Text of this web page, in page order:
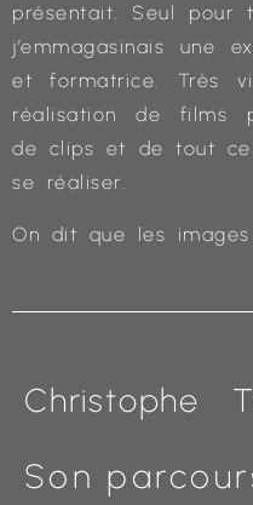
présentait. Seul pour
j’emmagasinais une
et formatrice. Très
réalisation de films
de clips et de tout
se réaliser.
On dit que les images
Christophe
Son